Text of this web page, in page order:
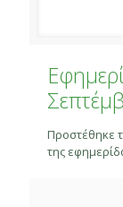
Προστέθηκε
της